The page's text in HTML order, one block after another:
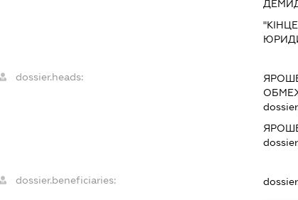
dossier.heads:
dossier.beneficiaries: